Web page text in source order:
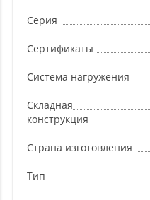
Серия
Сертификаты
Система нагружения
Складная
конструкция
Страна изготовления
Тип